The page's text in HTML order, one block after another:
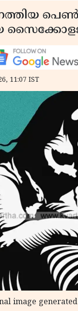
11:07 IST
image